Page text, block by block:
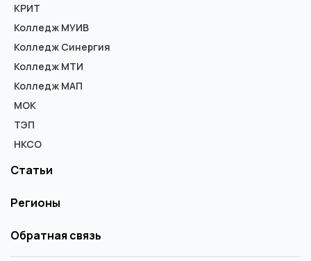
КРИТ
Колледж МУИВ
Колледж Синергия
Колледж МТИ
Колледж МАП
МОК
ТЭП
НКСО
Статьи
Регионы
Обратная связь